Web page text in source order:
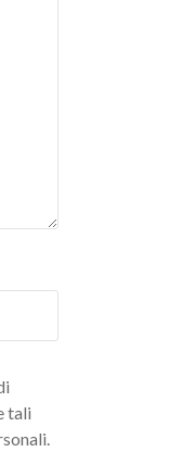
tali